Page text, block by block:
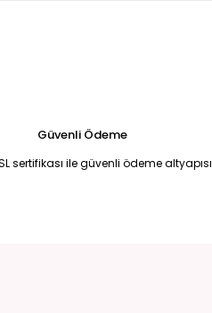
Güvenli Ödeme
sertifikası ile güvenli ödeme altyapısı